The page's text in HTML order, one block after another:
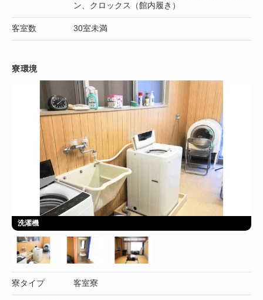
ン、クロックス（館内履き）
客室数 30室未満
寮環境
洗濯機
寮タイプ 客室寮